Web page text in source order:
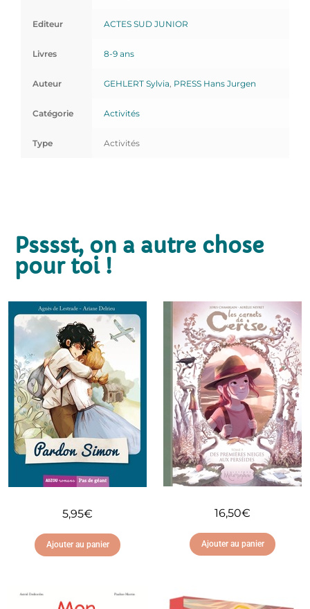
Editeur ACTES SUD JUNIOR
Livres 8-9 ans
Auteur GEHLERT Sylvia PRESS Hans Jurgen
Catégorie Activités
Type Activités
Psssst, on a autre chose
pour toi !
5,95€
Ajouter au panier
16,50€
Ajouter au panier